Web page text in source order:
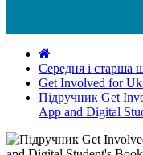
Середня і старша
Get Involved for
Підручник Get
App and Digital